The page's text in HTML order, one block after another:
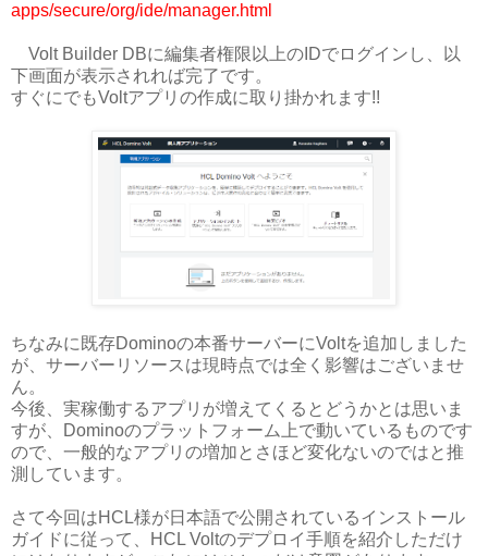
apps/secure/org/ide/manager.html
Volt Builder DBに編集者権限以上のIDでログインし、以
下画面が表示されれば完了です。
すぐにでもVoltアプリの作成に取り掛かれます!!
ちなみに既存Dominoの本番サーバーにVoltを追加しました
が、サーバーリソースは現時点では全く影響はございませ
ん。
今後、実稼働するアプリが増えてくるとどうかとは思いま
すが、Dominoのプラットフォーム上で動いているものです
ので、一般的なアプリの増加とさほど変化ないのではと推
測しています。
さて今回はHCL様が日本語で公開されているインストール
ガイドに従って、HCL Voltのデプロイ手順を紹介しただけ